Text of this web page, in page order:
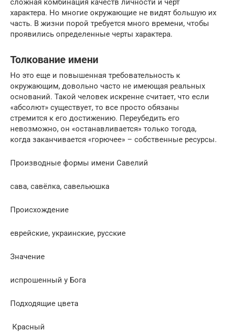
сложная комбинация качеств личности и черт
характера. Но многие окружающие не видят большую их
часть. В жизни порой требуется много времени, чтобы
проявились определенные черты характера.
Толкование имени
Но это еще и повышенная требовательность к
окружающим, довольно часто не имеющая реальных
оснований. Такой человек искренне считает, что если
«абсолют» существует, то все просто обязаны
стремится к его достижению. Переубедить его
невозможно, он «останавливается» только тогода,
когда заканчивается «горючее» – собственные ресурсы.
Производные формы имени Савелий
сава, савёлка, савельюшка
Проиcхождение
еврейские, украинские, русские
Значение
испрошенный у Бога
Подходящие цвета
Красный